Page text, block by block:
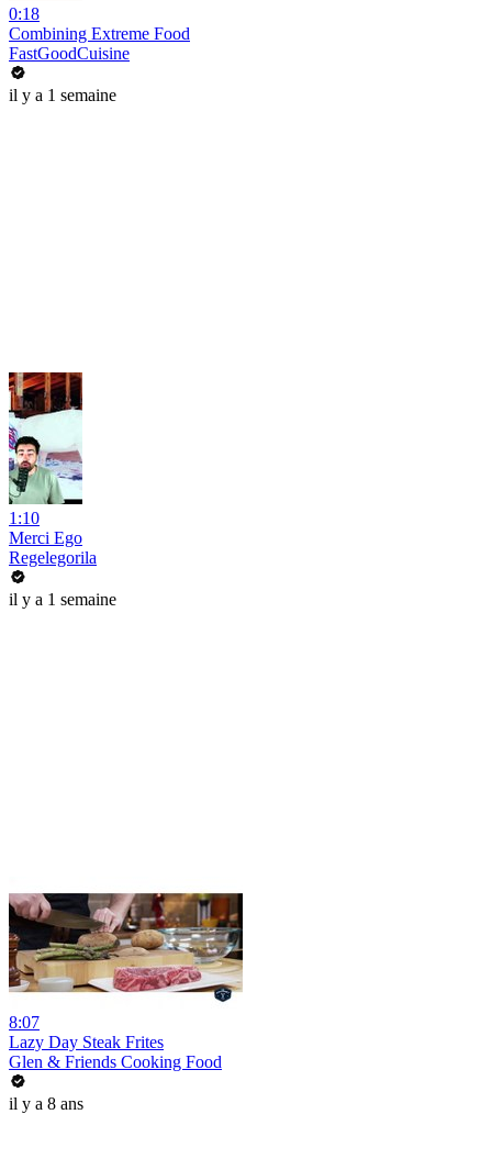
0:18
Combining Extreme Food
FastGoodCuisine
il y a 1 semaine
1:10
Merci Ego
Regelegorila
il y a 1 semaine
8:07
Lazy Day Steak Frites
Glen & Friends Cooking Food
il y a 8 ans